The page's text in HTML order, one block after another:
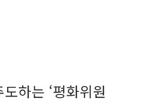
하는 ‘평화위원